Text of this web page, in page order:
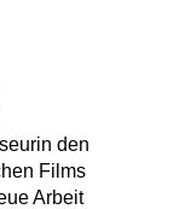
den
Films
Arbeit